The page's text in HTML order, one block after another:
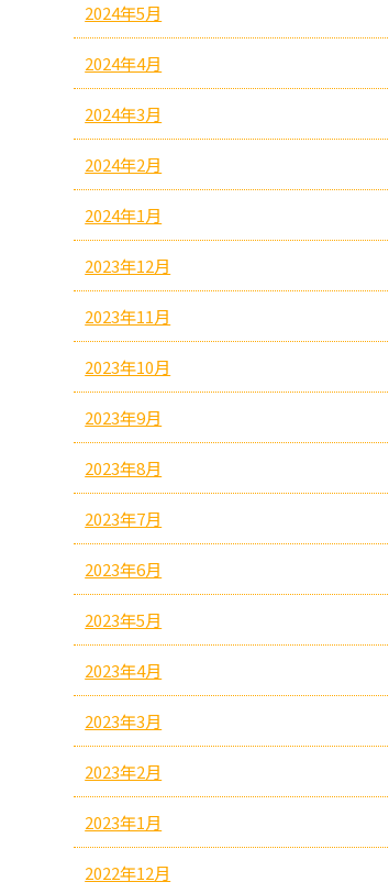
2024年5月
2024年4月
2024年3月
2024年2月
2024年1月
2023年12月
2023年11月
2023年10月
2023年9月
2023年8月
2023年7月
2023年6月
2023年5月
2023年4月
2023年3月
2023年2月
2023年1月
2022年12月